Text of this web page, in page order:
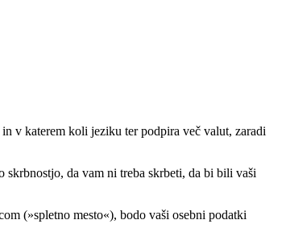
v katerem koli jeziku ter podpira več valut, zaradi
da vam ni treba skrbeti, da bi bili vaši
(»spletno mesto«), bodo vaši osebni podatki